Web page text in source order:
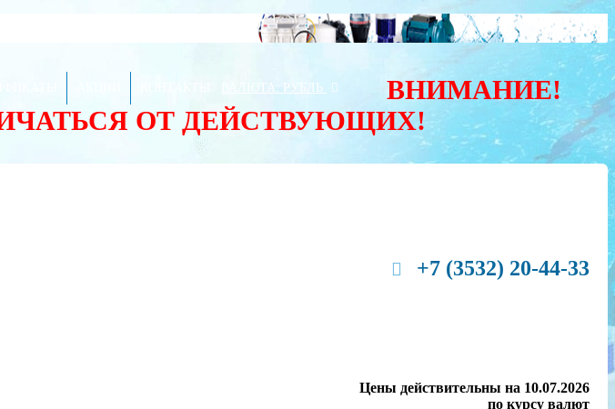
ВАЛЮТА: РУБЛЬ
ВНИМАНИЕ!
ОТ ДЕЙСТВУЮЩИХ!
+7 (3532) 20-44-33
Цены действительны на 10.07.2026
по курсу валют